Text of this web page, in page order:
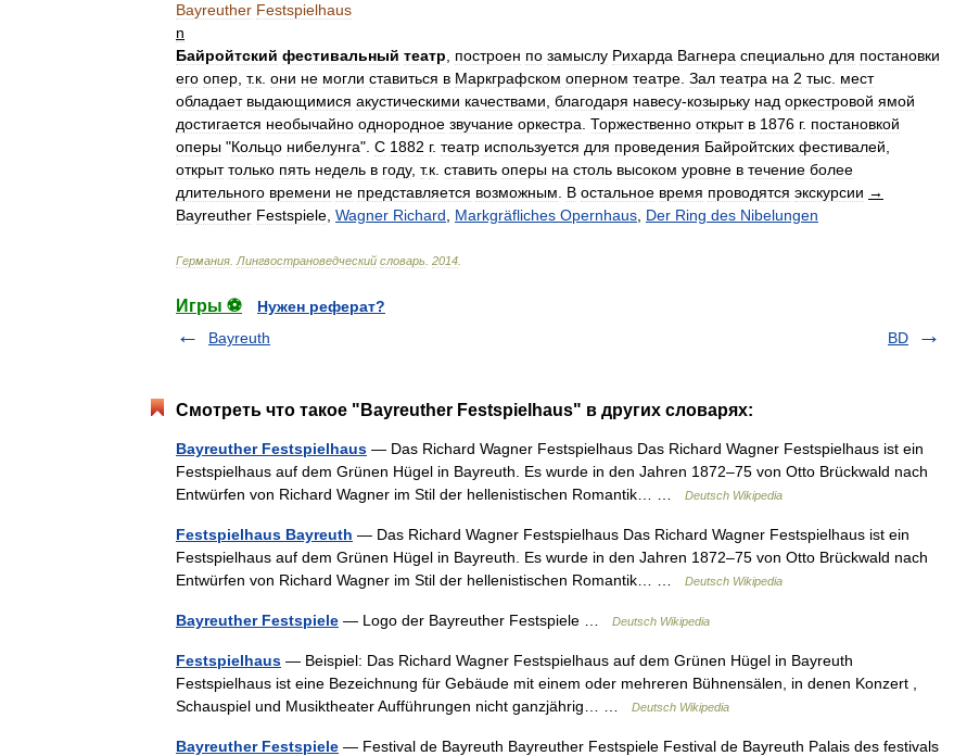
Bayreuther Festspielhaus
n
Байройтский фестивальный театр построен по замыслу Рихарда Вагнера специально для постановки
его опер т.к они не могли ставиться в Маркграфском оперном театре Зал театра на 2 тыс мест
обладает выдающимися акустическими качествами благодаря навесу-козырьку над оркестровой ямой
достигается необычайно однородное звучание оркестра Торжественно открыт в 1876 г. постановкой
оперы "Кольцо нибелунга". С 1882 г. театр используется для проведения Байройтских фестивалей
открыт только пять недель в году, т.к ставить оперы на столь высоком уровне в течение более
длительного времени не представляется возможным В остальное время проводятся экскурсии →
Bayreuther Festspiele Wagner Richard Markgräfliches Opernhaus Der Ring des Nibelungen
Германия Лингвострановедческий словарь 2014
Игры ⚽
Нужен реферат?
Bayreuth
BD
Смотреть что такое "Bayreuther Festspielhaus" в других словарях:
Bayreuther Festspielhaus — Das Richard Wagner Festspielhaus Das Richard Wagner Festspielhaus ist ein
Festspielhaus auf dem Grünen Hügel in Bayreuth. Es wurde in den Jahren 1872–75 von Otto Brückwald nach
Entwürfen von Richard Wagner im Stil der hellenistischen Romantik… …
Deutsch Wikipedia
Festspielhaus Bayreuth — Das Richard Wagner Festspielhaus Das Richard Wagner Festspielhaus ist ein
Festspielhaus auf dem Grünen Hügel in Bayreuth. Es wurde in den Jahren 1872–75 von Otto Brückwald nach
Entwürfen von Richard Wagner im Stil der hellenistischen Romantik… …
Deutsch Wikipedia
Bayreuther Festspiele — Logo der Bayreuther Festspiele … Deutsch Wikipedia
Festspielhaus — Beispiel: Das Richard Wagner Festspielhaus auf dem Grünen Hügel in Bayreuth
Festspielhaus ist eine Bezeichnung für Gebäude mit einem oder mehreren Bühnensälen, in denen Konzert ,
Schauspiel und Musiktheater Aufführungen nicht ganzjährig… …
Deutsch Wikipedia
Bayreuther Festspiele — Festival de Bayreuth Bayreuther Festspiele Festival de Bayreuth Palais des festivals